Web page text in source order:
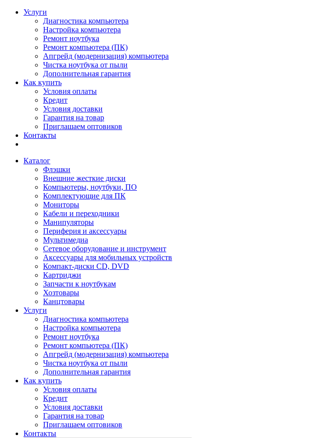
Услуги
Диагностика компьютера
Настройка компьютера
Ремонт ноутбука
Ремонт компьютера (ПК)
Апгрейд (модернизация) компьютера
Чистка ноутбука от пыли
Дополнительная гарантия
Как купить
Условия оплаты
Кредит
Условия доставки
Гарантия на товар
Приглашаем оптовиков
Контакты
Каталог
Флэшки
Внешние жесткие диски
Компьютеры, ноутбуки, ПО
Комплектующие для ПК
Мониторы
Кабели и переходники
Манипуляторы
Периферия и аксессуары
Мультимедиа
Сетевое оборудование и инструмент
Аксессуары для мобильных устройств
Компакт-диски CD, DVD
Картриджи
Запчасти к ноутбукам
Хозтовары
Канцтовары
Услуги
Диагностика компьютера
Настройка компьютера
Ремонт ноутбука
Ремонт компьютера (ПК)
Апгрейд (модернизация) компьютера
Чистка ноутбука от пыли
Дополнительная гарантия
Как купить
Условия оплаты
Кредит
Условия доставки
Гарантия на товар
Приглашаем оптовиков
Контакты